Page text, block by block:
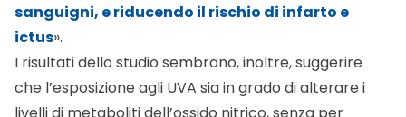
Ancora una volta la natura aiuta la nostra
salute, l’esposizione deve, però, essere graduale
e moderata per poter portare benefici al nostro
corpo.